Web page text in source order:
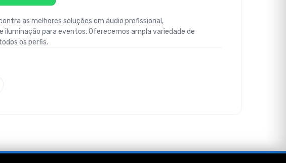
as melhores soluções em áudio profissional,
iluminação para eventos. Oferecemos ampla variedade de
os perfis.